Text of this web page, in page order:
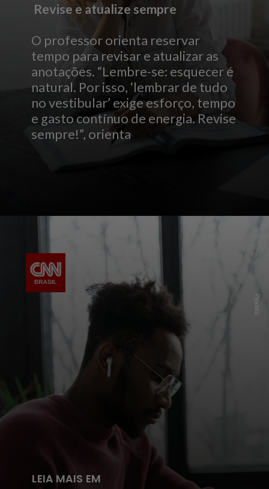
Revise e atualize sempre
O professor orienta reservar
tempo para revisar e atualizar as
anotações. “Lembre-se: esquecer é
natural. Por isso, ‘lembrar de tudo
no vestibular’ exige esforço, tempo
e gasto contínuo de energia. Revise
sempre!”, orienta
P
e
x
e
l
s
LEIA MAIS EM